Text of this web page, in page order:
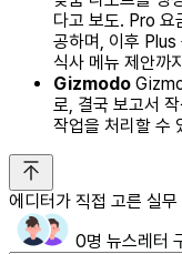
다고 보도. Pro 요
공하며, 이후 Plus
식사 메뉴 제안까
Gizmodo
로, 결국 보고서
작업을 처리할 수
에디터가 직접 고른 실
0명 뉴스레터